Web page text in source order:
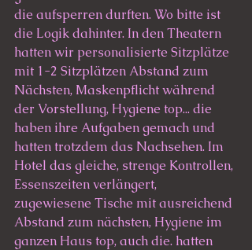
die aufsperren durften. Wo bitte ist
die Logik dahinter. In den Theatern
hatten wir personalisierte Sitzplätze
mit 1-2 Sitzplätzen Abstand zum
Nächsten, Maskenpflicht während
der Vorstellung, Hygiene top... die
haben ihre Aufgaben gemach und
hatten trotzdem das Nachsehen. Im
Hotel das gleiche, strenge Kontrollen,
Essenszeiten verlängert,
zugewiesene Tische mit ausreichend
Abstand zum nächsten, Hygiene im
ganzen Haus top, auch die. hatten